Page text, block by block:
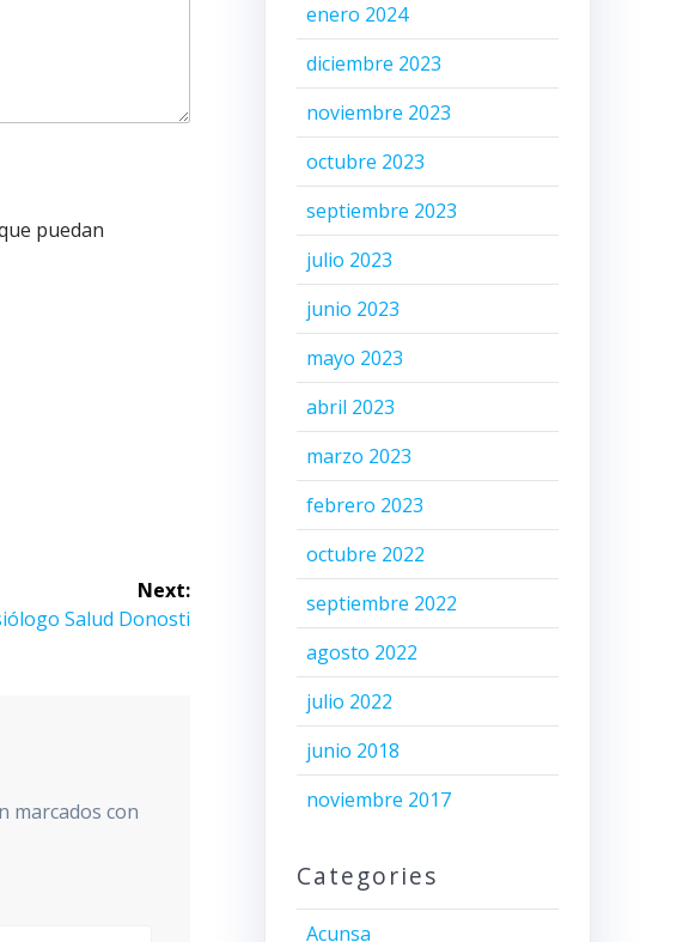
puedan
Next:
Salud Donosti
marcados con
enero 2024
diciembre 2023
noviembre 2023
octubre 2023
septiembre 2023
julio 2023
junio 2023
mayo 2023
abril 2023
marzo 2023
febrero 2023
octubre 2022
septiembre 2022
agosto 2022
julio 2022
junio 2018
noviembre 2017
Categories
Acunsa